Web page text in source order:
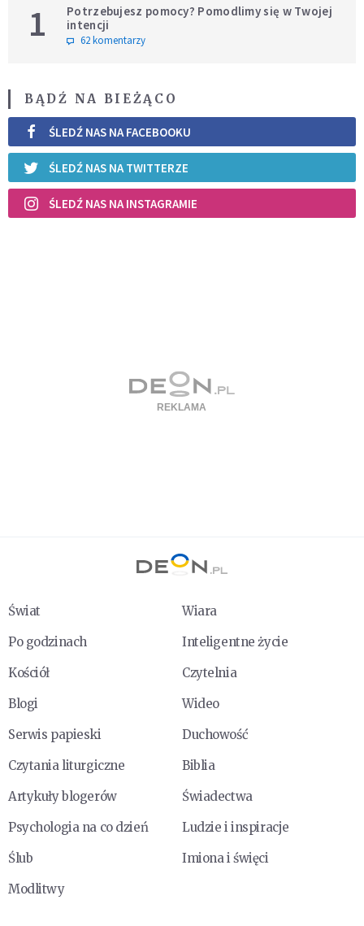
1
Potrzebujesz pomocy? Pomodlimy się w Twojej
intencji
62 komentarzy
BĄDŹ NA BIEŻĄCO
ŚLEDŹ NAS NA FACEBOOKU
ŚLEDŹ NAS NA TWITTERZE
ŚLEDŹ NAS NA INSTAGRAMIE
Świat
Wiara
Po godzinach
Inteligentne życie
Kościół
Czytelnia
Blogi
Wideo
Serwis papieski
Duchowość
Czytania liturgiczne
Biblia
Artykuły blogerów
Świadectwa
Psychologia na co dzień
Ludzie i inspiracje
Ślub
Imiona i święci
Modlitwy